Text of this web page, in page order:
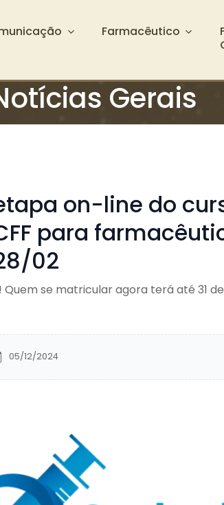
Farmacêutico
Gerais
on-line do
para
02
se matricular agora terá até 31
05/12/2024